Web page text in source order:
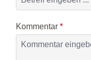
Kommentar *